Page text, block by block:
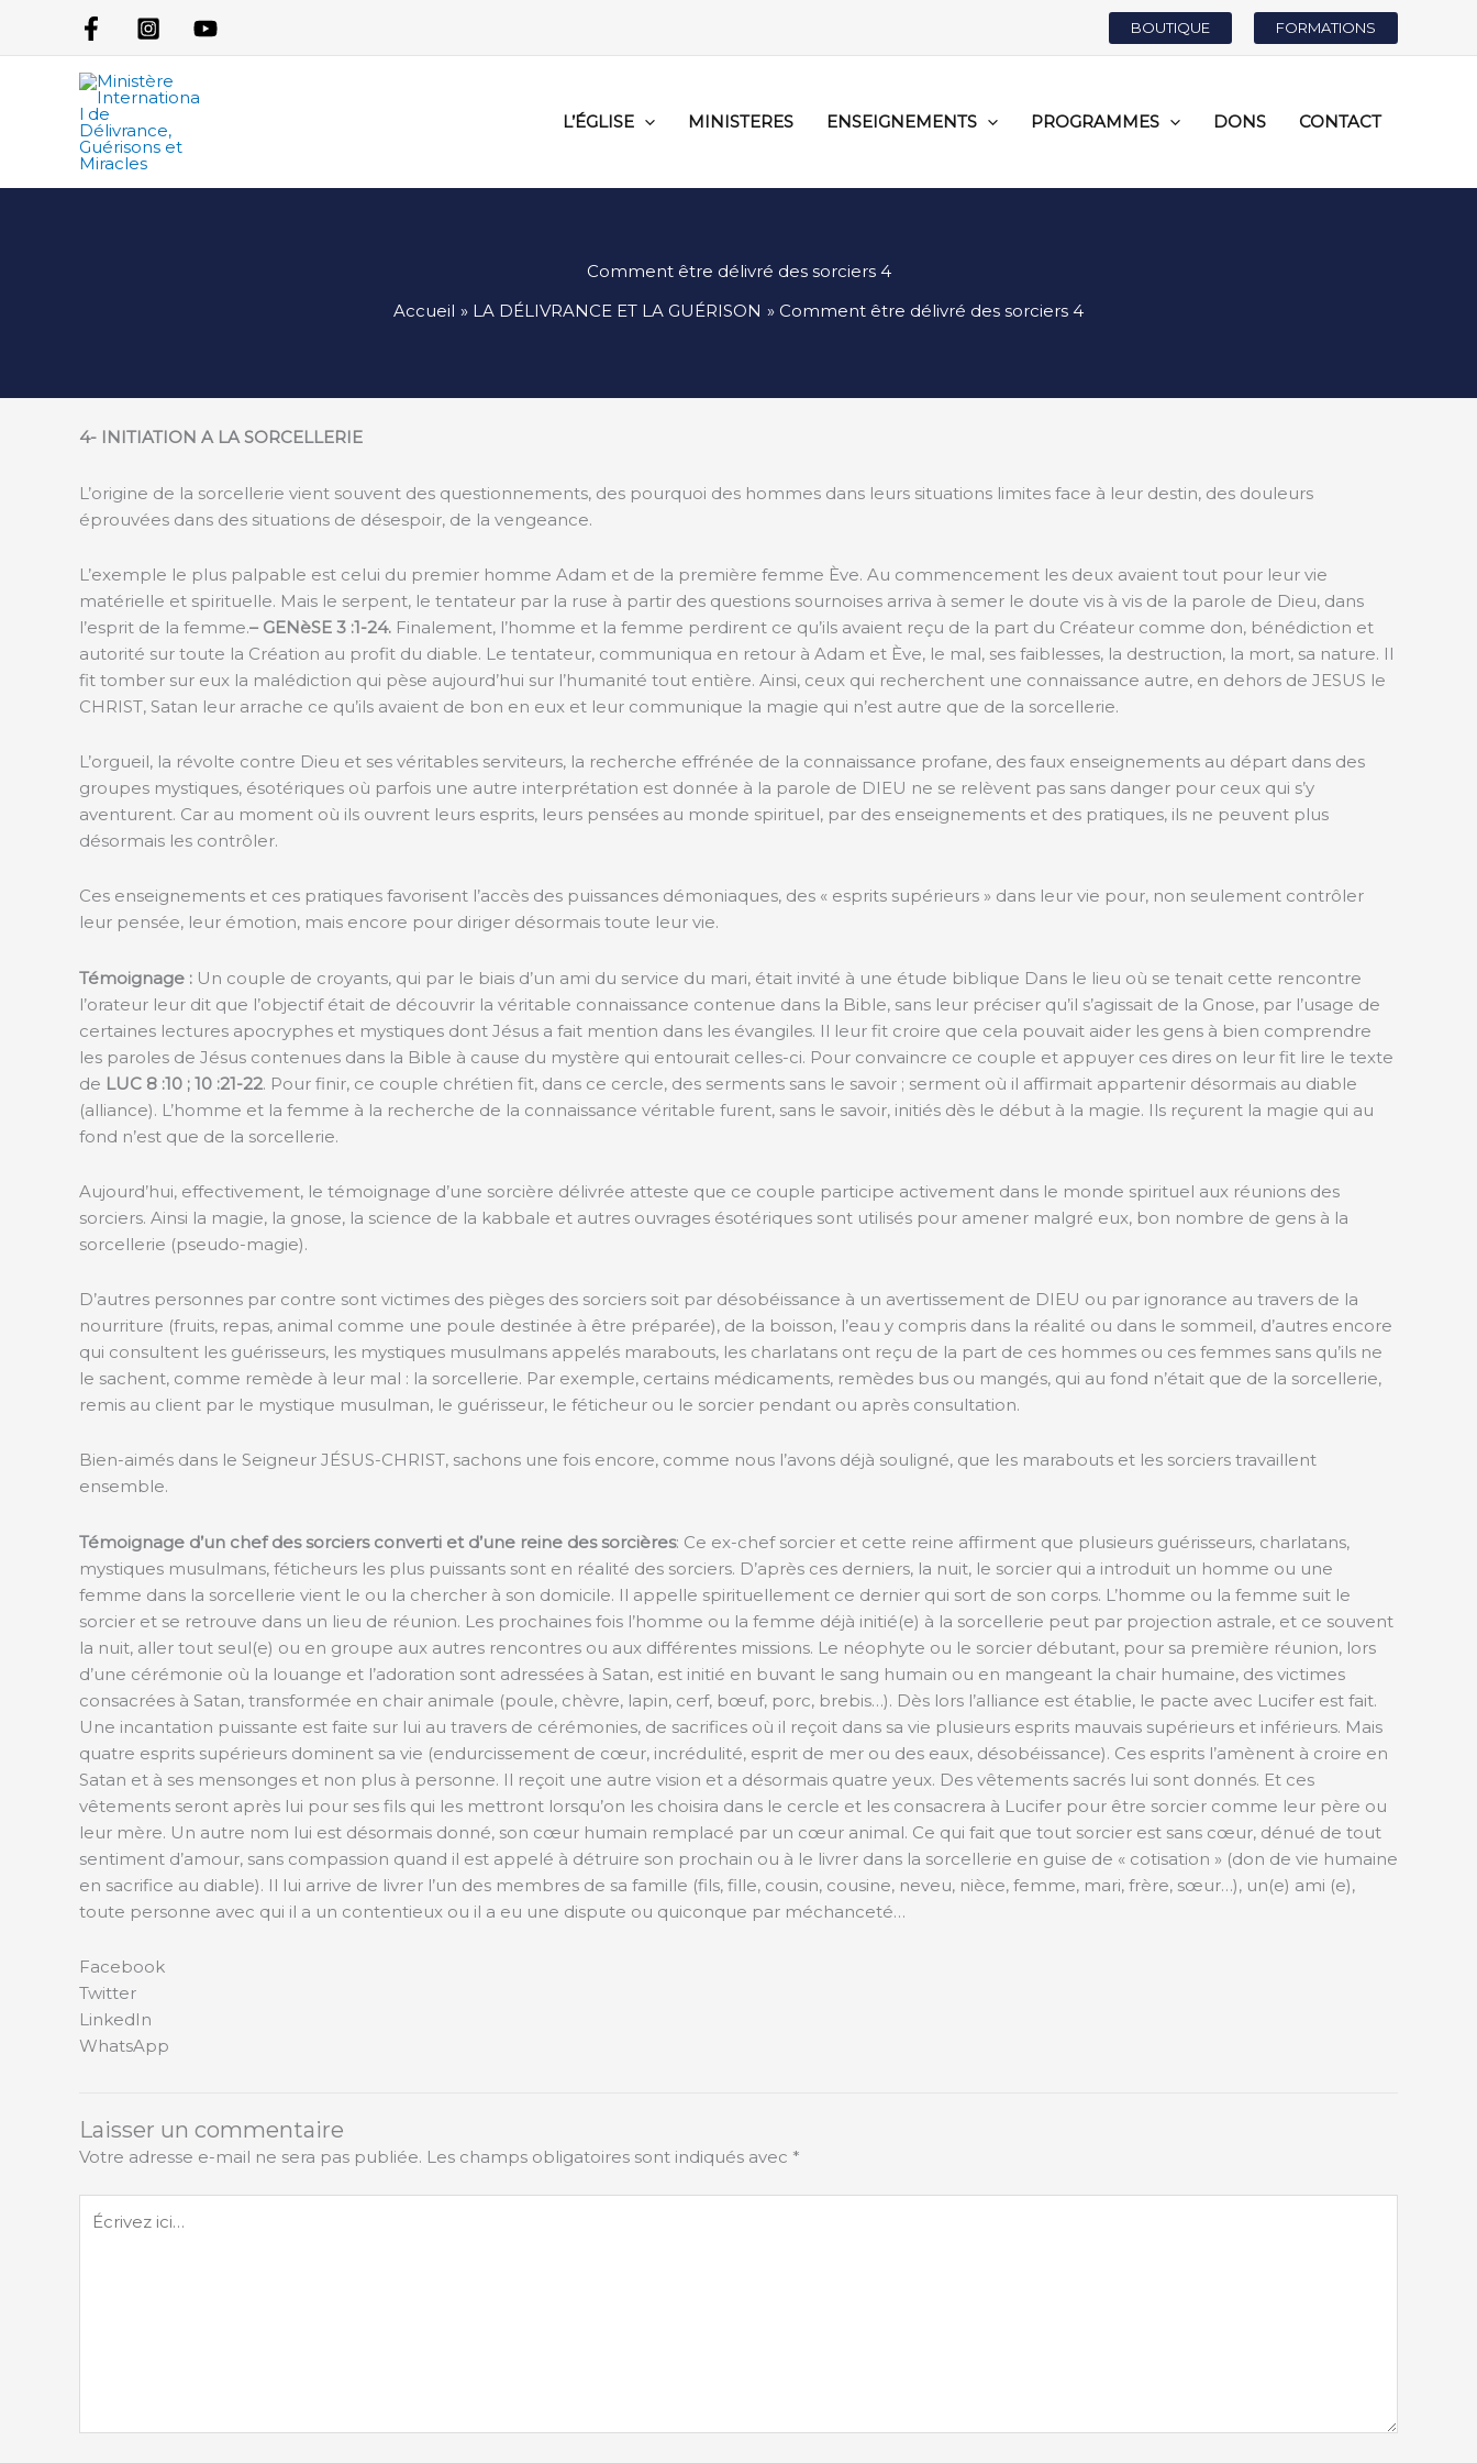
BOUTIQUE FORMATIONS
L’ÉGLISE MINISTERES ENSEIGNEMENTS PROGRAMMES DONS CONTACT
Comment être délivré des sorciers 4
Accueil
LA DÉLIVRANCE ET LA GUÉRISON Comment être délivré des sorciers 4
4- INITIATION A LA SORCELLERIE
L’origine de la sorcellerie vient souvent des questionnements, des pourquoi des hommes dans leurs situations limites face à leur destin, des douleurs
éprouvées dans des situations de désespoir, de la vengeance.
L’exemple le plus palpable est celui du premier homme Adam et de la première femme Ève. Au commencement les deux avaient tout pour leur vie
matérielle et spirituelle. Mais le serpent, le tentateur par la ruse à partir des questions sournoises arriva à semer le doute vis à vis de la parole de Dieu, dans
l’esprit de la femme.– GENèSE 3 :1-24. Finalement, l’homme et la femme perdirent ce qu’ils avaient reçu de la part du Créateur comme don, bénédiction et
autorité sur toute la Création au profit du diable. Le tentateur, communiqua en retour à Adam et Ève, le mal, ses faiblesses, la destruction, la mort, sa nature. Il
fit tomber sur eux la malédiction qui pèse aujourd’hui sur l’humanité tout entière. Ainsi, ceux qui recherchent une connaissance autre, en dehors de JESUS le
CHRIST, Satan leur arrache ce qu’ils avaient de bon en eux et leur communique la magie qui n’est autre que de la sorcellerie.
L’orgueil, la révolte contre Dieu et ses véritables serviteurs, la recherche effrénée de la connaissance profane, des faux enseignements au départ dans des
groupes mystiques, ésotériques où parfois une autre interprétation est donnée à la parole de DIEU ne se relèvent pas sans danger pour ceux qui s’y
aventurent. Car au moment où ils ouvrent leurs esprits, leurs pensées au monde spirituel, par des enseignements et des pratiques, ils ne peuvent plus
désormais les contrôler.
Ces enseignements et ces pratiques favorisent l’accès des puissances démoniaques, des « esprits supérieurs » dans leur vie pour, non seulement contrôler
leur pensée, leur émotion, mais encore pour diriger désormais toute leur vie.
Témoignage : Un couple de croyants, qui par le biais d’un ami du service du mari, était invité à une étude biblique Dans le lieu où se tenait cette rencontre
l’orateur leur dit que l’objectif était de découvrir la véritable connaissance contenue dans la Bible, sans leur préciser qu’il s’agissait de la Gnose, par l’usage de
certaines lectures apocryphes et mystiques dont Jésus a fait mention dans les évangiles. Il leur fit croire que cela pouvait aider les gens à bien comprendre
les paroles de Jésus contenues dans la Bible à cause du mystère qui entourait celles-ci. Pour convaincre ce couple et appuyer ces dires on leur fit lire le texte
de LUC 8 :10 ; 10 :21-22. Pour finir, ce couple chrétien fit, dans ce cercle, des serments sans le savoir ; serment où il affirmait appartenir désormais au diable
(alliance). L’homme et la femme à la recherche de la connaissance véritable furent, sans le savoir, initiés dès le début à la magie. Ils reçurent la magie qui au
fond n’est que de la sorcellerie.
Aujourd’hui, effectivement, le témoignage d’une sorcière délivrée atteste que ce couple participe activement dans le monde spirituel aux réunions des
sorciers. Ainsi la magie, la gnose, la science de la kabbale et autres ouvrages ésotériques sont utilisés pour amener malgré eux, bon nombre de gens à la
sorcellerie (pseudo-magie).
D’autres personnes par contre sont victimes des pièges des sorciers soit par désobéissance à un avertissement de DIEU ou par ignorance au travers de la
nourriture (fruits, repas, animal comme une poule destinée à être préparée), de la boisson, l’eau y compris dans la réalité ou dans le sommeil, d’autres encore
qui consultent les guérisseurs, les mystiques musulmans appelés marabouts, les charlatans ont reçu de la part de ces hommes ou ces femmes sans qu’ils ne
le sachent, comme remède à leur mal : la sorcellerie. Par exemple, certains médicaments, remèdes bus ou mangés, qui au fond n’était que de la sorcellerie,
remis au client par le mystique musulman, le guérisseur, le féticheur ou le sorcier pendant ou après consultation.
Bien-aimés dans le Seigneur JÉSUS-CHRIST, sachons une fois encore, comme nous l’avons déjà souligné, que les marabouts et les sorciers travaillent
ensemble.
Témoignage d’un chef des sorciers converti et d’une reine des sorcières: Ce ex-chef sorcier et cette reine affirment que plusieurs guérisseurs, charlatans,
mystiques musulmans, féticheurs les plus puissants sont en réalité des sorciers. D’après ces derniers, la nuit, le sorcier qui a introduit un homme ou une
femme dans la sorcellerie vient le ou la chercher à son domicile. Il appelle spirituellement ce dernier qui sort de son corps. L’homme ou la femme suit le
sorcier et se retrouve dans un lieu de réunion. Les prochaines fois l’homme ou la femme déjà initié(e) à la sorcellerie peut par projection astrale, et ce souvent
la nuit, aller tout seul(e) ou en groupe aux autres rencontres ou aux différentes missions. Le néophyte ou le sorcier débutant, pour sa première réunion, lors
d’une cérémonie où la louange et l’adoration sont adressées à Satan, est initié en buvant le sang humain ou en mangeant la chair humaine, des victimes
consacrées à Satan, transformée en chair animale (poule, chèvre, lapin, cerf, bœuf, porc, brebis…). Dès lors l’alliance est établie, le pacte avec Lucifer est fait.
Une incantation puissante est faite sur lui au travers de cérémonies, de sacrifices où il reçoit dans sa vie plusieurs esprits mauvais supérieurs et inférieurs. Mais
quatre esprits supérieurs dominent sa vie (endurcissement de cœur, incrédulité, esprit de mer ou des eaux, désobéissance). Ces esprits l’amènent à croire en
Satan et à ses mensonges et non plus à personne. Il reçoit une autre vision et a désormais quatre yeux. Des vêtements sacrés lui sont donnés. Et ces
vêtements seront après lui pour ses fils qui les mettront lorsqu’on les choisira dans le cercle et les consacrera à Lucifer pour être sorcier comme leur père ou
leur mère. Un autre nom lui est désormais donné, son cœur humain remplacé par un cœur animal. Ce qui fait que tout sorcier est sans cœur, dénué de tout
sentiment d’amour, sans compassion quand il est appelé à détruire son prochain ou à le livrer dans la sorcellerie en guise de « cotisation » (don de vie humaine
en sacrifice au diable). Il lui arrive de livrer l’un des membres de sa famille (fils, fille, cousin, cousine, neveu, nièce, femme, mari, frère, sœur…), un(e) ami (e),
toute personne avec qui il a un contentieux ou il a eu une dispute ou quiconque par méchanceté…
Facebook
Twitter
LinkedIn
WhatsApp
Laisser un commentaire
Votre adresse e-mail ne sera pas publiée. Les champs obligatoires sont indiqués avec *
ici…